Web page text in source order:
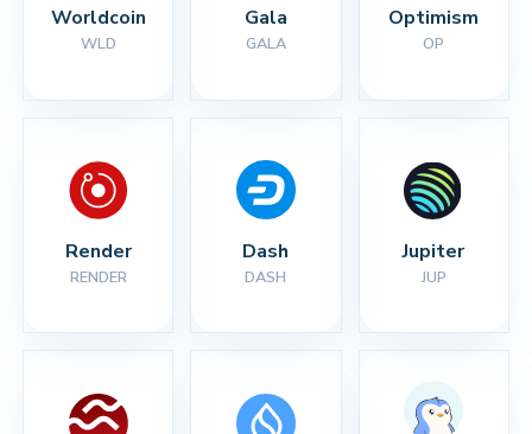
Worldcoin
WLD
Gala
GALA
Optimism
OP
Render
RENDER
Dash
DASH
Jupiter
JUP